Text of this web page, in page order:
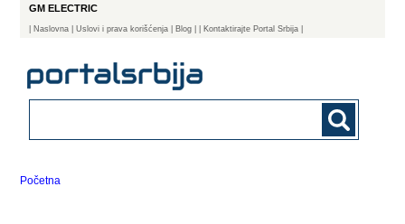
GM ELECTRIC
Naslovna | Uslovi i prava korišćenja Blog | Kontaktirajte Portal Srbija |
Početna